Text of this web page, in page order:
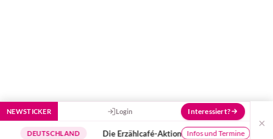
NEWSTICKER
DEUTSCHLAND Die Erzählcafé-Aktion Infos und Termine
Login Interessiert?
×